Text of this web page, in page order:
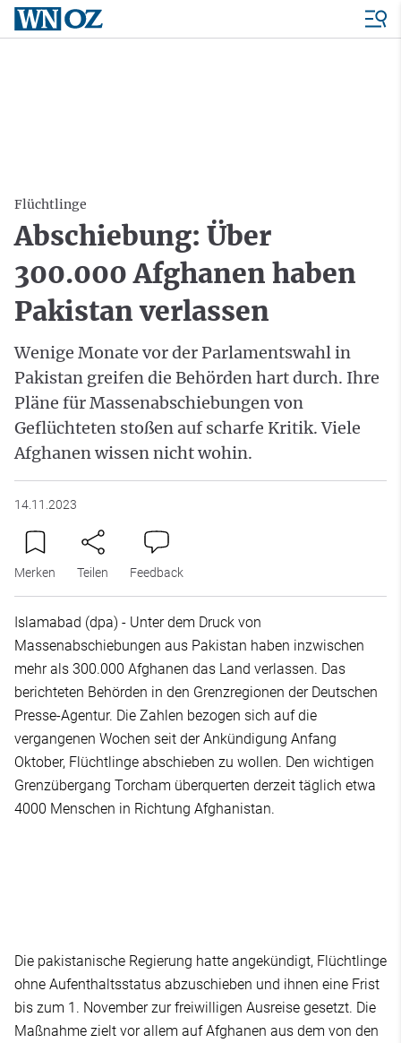
Flüchtlinge
Abschiebung: Über
300.000 Afghanen haben
Pakistan verlassen
Wenige Monate vor der Parlamentswahl in
Pakistan greifen die Behörden hart durch. Ihre
Pläne für Massenabschiebungen von
Geflüchteten stoßen auf scharfe Kritik. Viele
Afghanen wissen nicht wohin.
14.11.2023
Merken Teilen Feedback
Islamabad (dpa) - Unter dem Druck von
Massenabschiebungen aus Pakistan haben inzwischen
mehr als 300.000 Afghanen das Land verlassen. Das
berichteten Behörden in den Grenzregionen der Deutschen
Presse-Agentur. Die Zahlen bezogen sich auf die
vergangenen Wochen seit der Ankündigung Anfang
Oktober, Flüchtlinge abschieben zu wollen. Den wichtigen
Grenzübergang Torcham überquerten derzeit täglich etwa
4000 Menschen in Richtung Afghanistan.
Die pakistanische Regierung hatte angekündigt, Flüchtlinge
ohne Aufenthaltsstatus abzuschieben und ihnen eine Frist
bis zum 1. November zur freiwilligen Ausreise gesetzt. Die
Maßnahme zielt vor allem auf Afghanen aus dem von den